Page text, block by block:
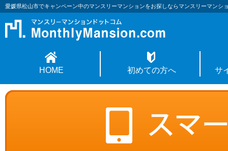
愛媛県松山市でキャンペーン中のマンスリーマンションをお探しならマンスリーマンシ
HOME 初めての方へ サ